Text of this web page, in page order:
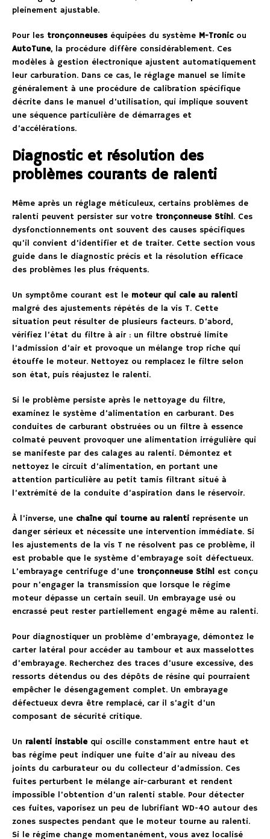
pleinement ajustable.
Pour les tronçonneuseséquipées du système M-Tronicou
AutoTune, la procédure diffère considérablement. Ces
modèles à gestion électronique ajustent automatiquement
leur carburation. Dans ce cas, le réglage manuel se limite
généralement à une procédure de calibration spécifique
décrite dans le manuel d’utilisation, qui implique souvent
une séquence particulière de démarrages et
d’accélérations.
Diagnostic et résolution des
problèmes courants de ralenti
Même après un réglage méticuleux, certains problèmes de
ralenti peuvent persister sur votre tronçonneuse Stihl. Ces
dysfonctionnements ont souvent des causes spécifiques
qu’il convient d’identifier et de traiter. Cette section vous
guide dans le diagnostic précis et la résolution efficace
des problèmes les plus fréquents.
Un symptôme courant est le moteur qui cale au ralenti
malgré des ajustements répétés de la vis T. Cette
situation peut résulter de plusieurs facteurs. D’abord,
vérifiez l’état du filtre à air : un filtre obstrué limite
l’admission d’air et provoque un mélange trop riche qui
étouffe le moteur. Nettoyez ou remplacez le filtre selon
son état, puis réajustez le ralenti.
Si le problème persiste après le nettoyage du filtre,
examinez le système d’alimentation en carburant. Des
conduites de carburant obstruées ou un filtre à essence
colmaté peuvent provoquer une alimentation irrégulière qui
se manifeste par des calages au ralenti. Démontez et
nettoyez le circuit d’alimentation, en portant une
attention particulière au petit tamis filtrant situé à
l’extrémité de la conduite d’aspiration dans le réservoir.
À l’inverse, une chaîne qui tourne au ralenti représente un
danger sérieux et nécessite une intervention immédiate. Si
les ajustements de la vis T ne résolvent pas ce problème, il
est probable que le système d’embrayage soit défectueux.
L’embrayage centrifuge d’une tronçonneuse Stihl est conçu
pour n’engager la transmission que lorsque le régime
moteur dépasse un certain seuil. Un embrayage usé ou
encrassé peut rester partiellement engagé même au ralenti.
Pour diagnostiquer un problème d’embrayage, démontez le
carter latéral pour accéder au tambour et aux masselottes
d’embrayage. Recherchez des traces d’usure excessive, des
ressorts détendus ou des dépôts de résine qui pourraient
empêcher le désengagement complet. Un embrayage
défectueux devra être remplacé, car il s’agit d’un
composant de sécurité critique.
Un ralenti instablequi oscille constamment entre haut et
bas régime peut indiquer une fuite d’air au niveau des
joints du carburateur ou du collecteur d’admission. Ces
fuites perturbent le mélange air-carburant et rendent
impossible l’obtention d’un ralenti stable. Pour détecter
ces fuites, vaporisez un peu de lubrifiant WD-40 autour des
zones suspectes pendant que le moteur tourne au ralenti.
Si le régime change momentanément, vous avez localisé